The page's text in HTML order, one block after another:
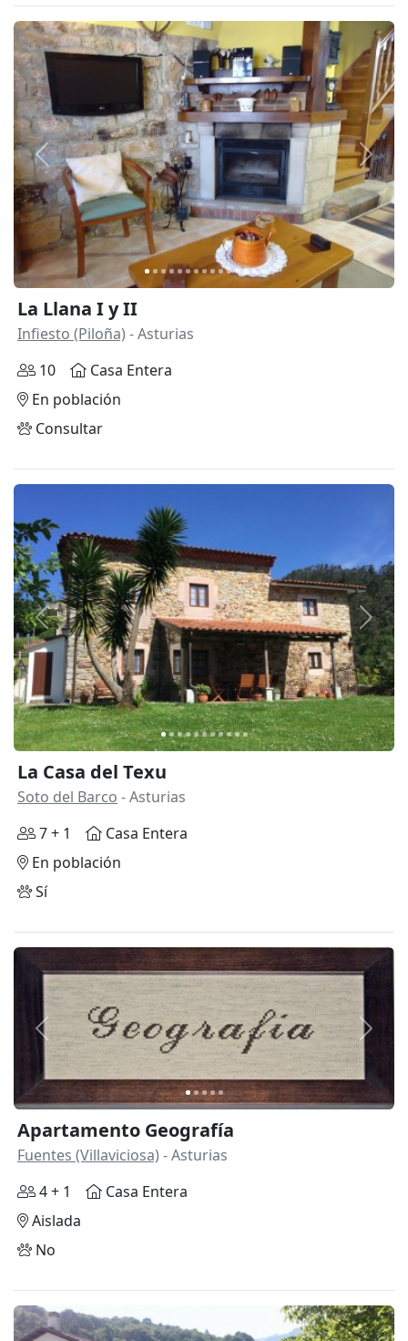
Anterior
La Llana I y II
Infiesto (Piloña) - Asturias
10
Casa Entera
En población
Consultar
Anterior
La Casa del Texu
Soto del Barco - Asturias
7 + 1
Casa Entera
En población
Sí
Anterior
Apartamento Geografía
Fuentes (Villaviciosa) - Asturias
4 + 1
Casa Entera
Aislada
No